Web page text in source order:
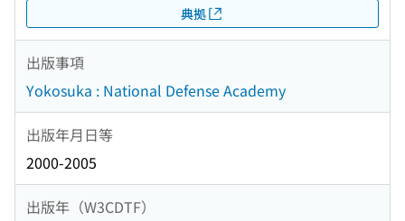
典拠
出版事項
Yokosuka : National Defense Academy
出版年月日等
2000-2005
出版年（W3CDTF）